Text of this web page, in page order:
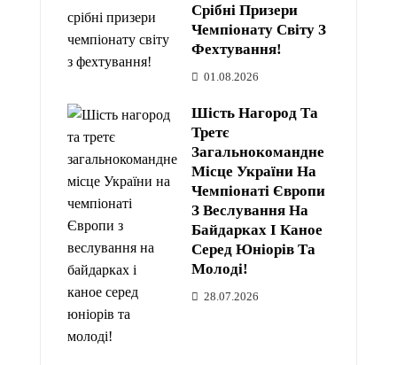
Срібні Призери
Чемпіонату Світу З
Фехтування!
01.08.2026
Шість Нагород Та
Третє
Загальнокомандне
Місце України На
Чемпіонаті Європи
З Веслування На
Байдарках І Каное
Серед Юніорів Та
Молоді!
28.07.2026